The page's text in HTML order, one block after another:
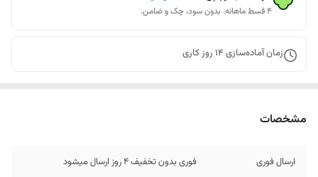
۴ قسط ماهانه. بدون سود، چک و ضامن.
زمان آماده‌سازی 14 روز کاری
مشخصات
ارسال فوری فوری بدون تخفیف 4 روز ارسال میشود